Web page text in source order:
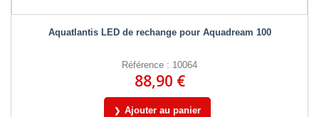
Aquatlantis LED de rechange pour Aquadream 100
Référence : 10064
88,90 €
Ajouter au panier